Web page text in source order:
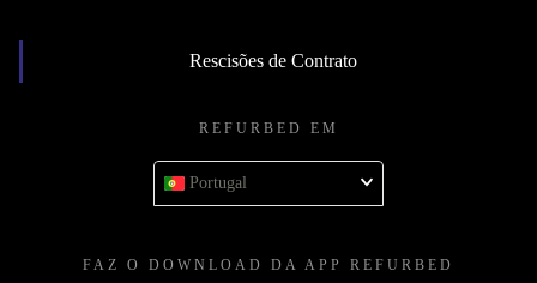
Rescisões de Contrato
REFURBED EM
Portugal
FAZ O DOWNLOAD DA APP REFURBED